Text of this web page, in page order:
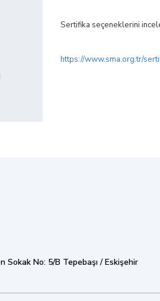
Sertifika seçeneklerini
https://www.sma.org.tr/
Sokak No: 5/B Tepebaşı / Eskişehir